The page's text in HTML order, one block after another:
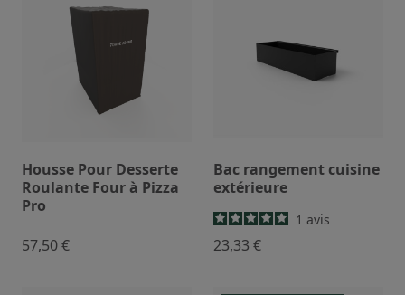
Housse Pour Desserte
Roulante Four à Pizza
Pro
57,50 €
Bac rangement cuisine
extérieure
1 avis
23,33 €